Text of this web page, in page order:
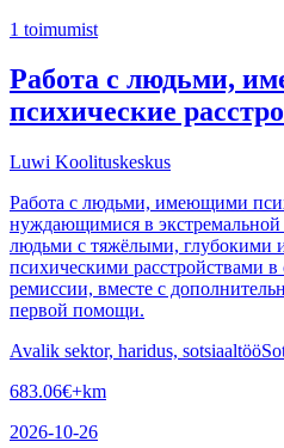
1 toimumist
Работа с людьми,
психические
Luwi Koolituskeskus
Работа с людьми, имеющими
нуждающимися в
людьми с тяжёлыми, глубокими
психическими расстройствами в
ремиссии, вместе с
первой помощи.
Avalik sektor, haridus, sotsiaaltöö
683.06€+km
2026-10-26